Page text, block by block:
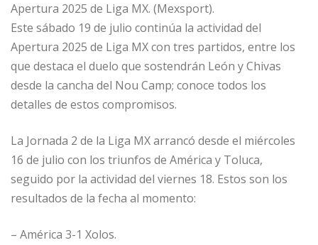
Apertura 2025 de Liga MX. (Mexsport).
Este sábado 19 de julio continúa la actividad del
Apertura 2025 de Liga MX con tres partidos, entre los
que destaca el duelo que sostendrán León y Chivas
desde la cancha del Nou Camp; conoce todos los
detalles de estos compromisos.
La Jornada 2 de la Liga MX arrancó desde el miércoles
16 de julio con los triunfos de América y Toluca,
seguido por la actividad del viernes 18. Estos son los
resultados de la fecha al momento:
– América 3-1 Xolos.